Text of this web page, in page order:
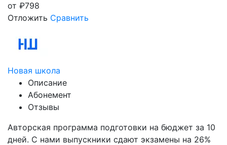
от ₽798
Отложить Сравнить
Новая школа
Описание
Абонемент
Отзывы
Авторская программа подготовки на бюджет за 10
дней. С нами выпускники сдают экзамены на 26%